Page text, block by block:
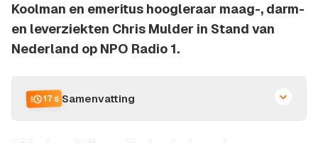
Koolman en emeritus hoogleraar maag-, darm-
en leverziekten Chris Mulder in Stand van
Nederland op NPO Radio 1.
17 s Samenvatting